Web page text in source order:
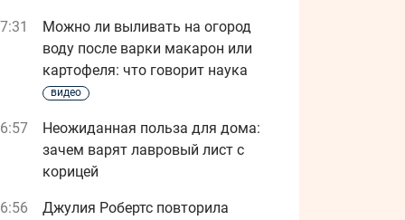
Можно ли выливать на огород
воду после варки макарон или
картофеля: что говорит наука
видео
Неожиданная польза для дома:
зачем варят лавровый лист с
корицей
Джулия Робертс повторила